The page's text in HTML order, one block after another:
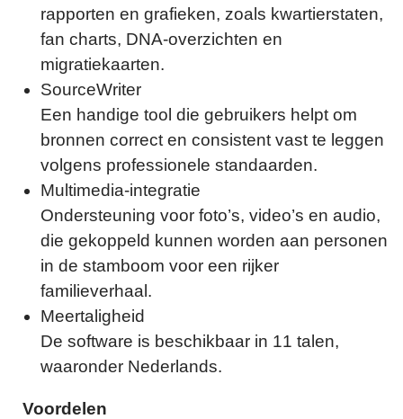
rapporten en grafieken, zoals kwartierstaten,
fan charts, DNA-overzichten en
migratiekaarten.
SourceWriter
Een handige tool die gebruikers helpt om
bronnen correct en consistent vast te leggen
volgens professionele standaarden.
Multimedia-integratie
Ondersteuning voor foto’s, video’s en audio,
die gekoppeld kunnen worden aan personen
in de stamboom voor een rijker
familieverhaal.
Meertaligheid
De software is beschikbaar in 11 talen,
waaronder Nederlands.
Voordelen